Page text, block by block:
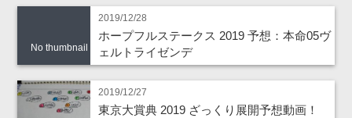
No thumbnail
2019/12/28
ホープフルステークス 2019 予想：本命05ヴ
ェルトライゼンデ
2019/12/27
東京大賞典 2019 ざっくり展開予想動画！